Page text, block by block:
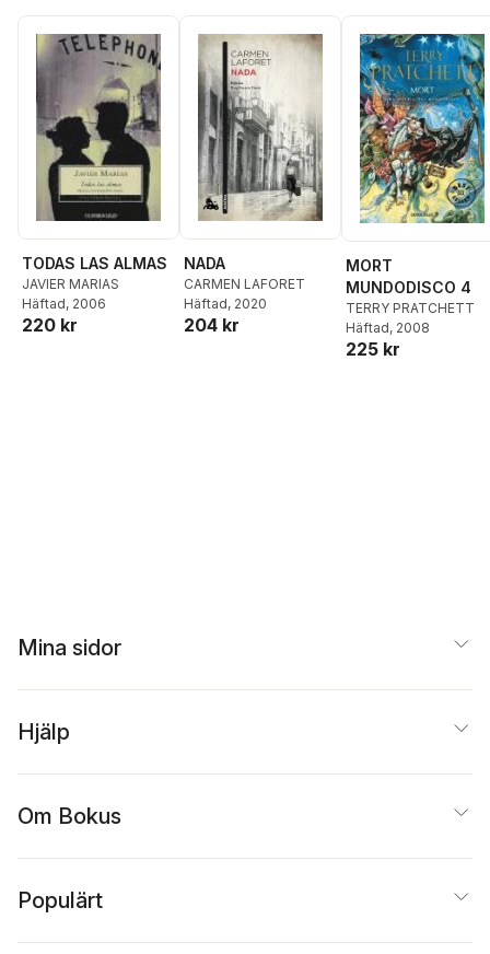
TODAS LAS ALMAS
JAVIER MARIAS
Häftad, 2006
220 kr
NADA
CARMEN LAFORET
Häftad, 2020
204 kr
MORT
MUNDODISCO 4
TERRY PRATCHETT
Häftad, 2008
225 kr
Mina sidor
Hjälp
Om Bokus
Populärt